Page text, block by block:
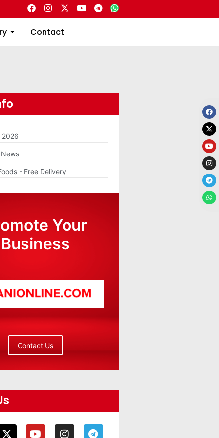
Contact
Contact
2026
- Free Delivery
Your
Business
Contact Us